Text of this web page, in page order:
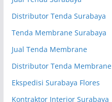
Distributor Tenda Surabaya
Tenda Membrane Surabaya
Jual Tenda Membrane
Distributor Tenda Membrane
Ekspedisi Surabaya Flores
Kontraktor Interior Surabaya